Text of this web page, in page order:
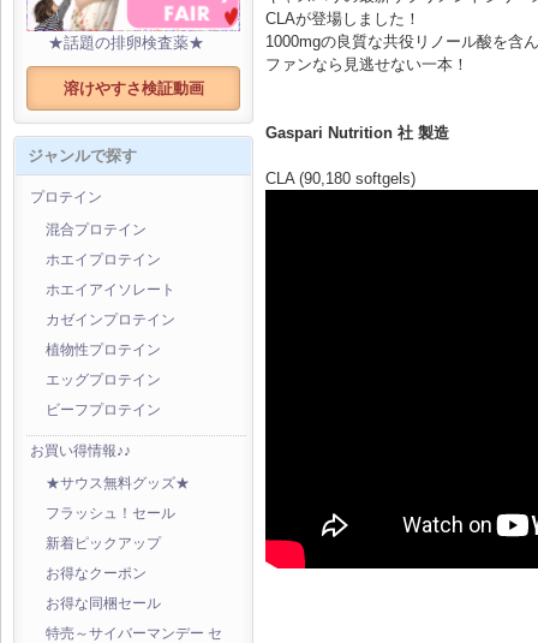
★話題の排卵検査薬★
溶けやすさ検証動画
ジャンルで探す
プロテイン
混合プロテイン
ホエイプロテイン
ホエイアイソレート
カゼインプロテイン
植物性プロテイン
エッグプロテイン
ビーフプロテイン
お買い得情報♪♪
★サウス無料グッズ★
フラッシュ！セール
新着ピックアップ
お得なクーポン
お得な同梱セール
特売～サイバーマンデー セ
CLAが登場しました！
1000mgの良質な共役リノール酸を含
ファンなら見逃せない一本！
Gaspari Nutrition 社 製造
CLA (90,180 softgels)